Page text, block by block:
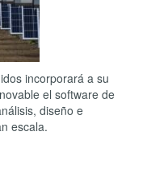
incorporará a su
el software de
diseño e
escala.